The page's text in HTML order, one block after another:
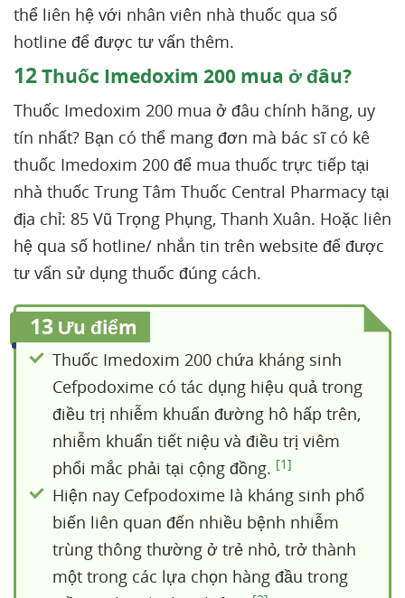
thể liên hệ với nhân viên nhà thuốc qua số
hotline để được tư vấn thêm.
12Thuốc Imedoxim 200 mua ở đâu?
Thuốc Imedoxim 200 mua ở đâu chính hãng, uy
tín nhất? Bạn có thể mang đơn mà bác sĩ có kê
thuốc Imedoxim 200 để mua thuốc trực tiếp tại
nhà thuốc Trung Tâm Thuốc Central Pharmacy tại
địa chỉ: 85 Vũ Trọng Phụng, Thanh Xuân. Hoặc liên
hệ qua số hotline/ nhắn tin trên website để được
tư vấn sử dụng thuốc đúng cách.
13 Ưu điểm
Thuốc Imedoxim 200 chứa kháng sinh
Cefpodoxime có tác dụng hiệu quả trong
điều trị nhiễm khuẩn đường hô hấp trên,
nhiễm khuẩn tiết niệu và điều trị viêm
phổi mắc phải tại cộng đồng. [1]
Hiện nay Cefpodoxime là kháng sinh phổ
biến liên quan đến nhiều bệnh nhiễm
trùng thông thường ở trẻ nhỏ, trở thành
một trong các lựa chọn hàng đầu trong